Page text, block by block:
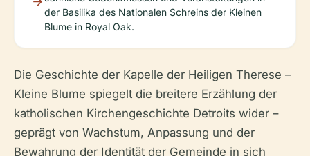
der Basilika des Nationalen Schreins der Kleinen
Blume in Royal Oak.
Die Geschichte der Kapelle der Heiligen Therese –
Kleine Blume spiegelt die breitere Erzählung der
katholischen Kirchengeschichte Detroits wider –
geprägt von Wachstum, Anpassung und der
Bewahrung der Identität der Gemeinde in sich